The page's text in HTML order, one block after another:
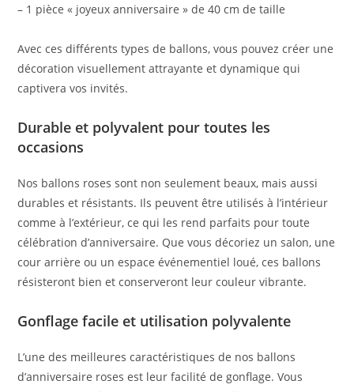
– 1 pièce « joyeux anniversaire » de 40 cm de taille
Avec ces différents types de ballons, vous pouvez créer une
décoration visuellement attrayante et dynamique qui
captivera vos invités.
Durable et polyvalent pour toutes les
occasions
Nos ballons roses sont non seulement beaux, mais aussi
durables et résistants. Ils peuvent être utilisés à l’intérieur
comme à l’extérieur, ce qui les rend parfaits pour toute
célébration d’anniversaire. Que vous décoriez un salon, une
cour arrière ou un espace événementiel loué, ces ballons
résisteront bien et conserveront leur couleur vibrante.
Gonflage facile et utilisation polyvalente
L’une des meilleures caractéristiques de nos ballons
d’anniversaire roses est leur facilité de gonflage. Vous